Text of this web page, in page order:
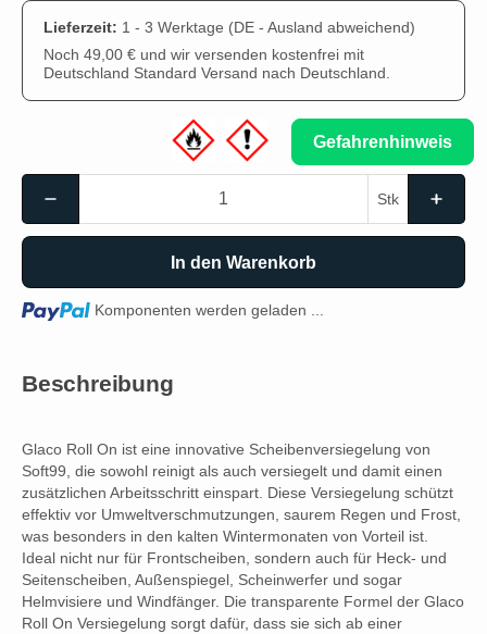
Lieferzeit: 1 - 3 Werktage (DE - Ausland abweichend)
Noch 49,00 € und wir versenden kostenfrei mit
Deutschland Standard Versand nach Deutschland.
Gefahrenhinweis
Stk
In den Warenkorb
Loading... Komponenten werden geladen ...
Beschreibung
Glaco Roll On ist eine innovative Scheibenversiegelung von
Soft99, die sowohl reinigt als auch versiegelt und damit einen
zusätzlichen Arbeitsschritt einspart. Diese Versiegelung schützt
effektiv vor Umweltverschmutzungen, saurem Regen und Frost,
was besonders in den kalten Wintermonaten von Vorteil ist.
Ideal nicht nur für Frontscheiben, sondern auch für Heck- und
Seitenscheiben, Außenspiegel, Scheinwerfer und sogar
Helmvisiere und Windfänger. Die transparente Formel der Glaco
Roll On Versiegelung sorgt dafür, dass sie sich ab einer